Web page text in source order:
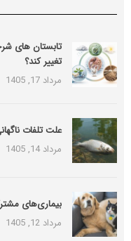
تابستان های
تغییر کند؟
مرداد 17, 1405
علت تلفات
مرداد 14, 1405
بیماری‌های
مرداد 12, 1405